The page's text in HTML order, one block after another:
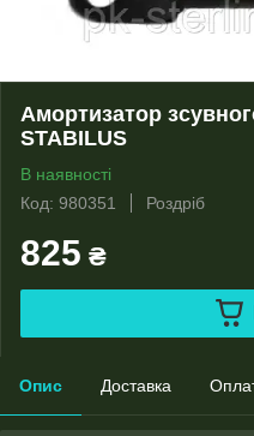
Амортизатор
STABILUS
В наявності
Код: 980351
Роздріб
825 ₴
Опис Доставка